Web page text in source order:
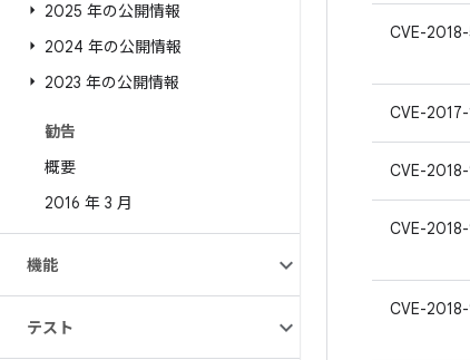
2025 年の公開情報
2024 年の公開情報
2023 年の公開情報
勧告
概要
2016 年 3 月
機能
テスト
CVE-
CVE-
CVE-
CVE-
CVE-